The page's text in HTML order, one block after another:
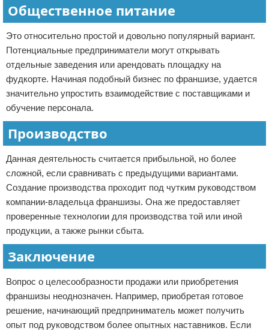
Общественное питание
Это относительно простой и довольно популярный вариант.
Потенциальные предприниматели могут открывать
отдельные заведения или арендовать площадку на
фудкорте. Начиная подобный бизнес по франшизе, удается
значительно упростить взаимодействие с поставщиками и
обучение персонала.
Производство
Данная деятельность считается прибыльной, но более
сложной, если сравнивать с предыдущими вариантами.
Создание производства проходит под чутким руководством
компании-владельца франшизы. Она же предоставляет
проверенные технологии для производства той или иной
продукции, а также рынки сбыта.
Заключение
Вопрос о целесообразности продажи или приобретения
франшизы неоднозначен. Например, приобретая готовое
решение, начинающий предприниматель может получить
опыт под руководством более опытных наставников. Если